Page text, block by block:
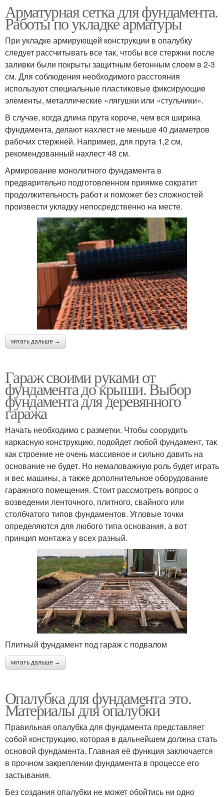
Арматурная сетка для фундамента.
Работы по укладке арматуры
При укладке армирующей конструкции в опалубку
следует рассчитывать все так, чтобы все стержни после
заливки были покрыты защитным бетонным слоем в 2-3
см. Для соблюдения необходимого расстояния
используют специальные пластиковые фиксирующие
элементы, металлические «лягушки или «стульчики».
В случае, когда длина прута короче, чем вся ширина
фундамента, делают нахлест не меньше 40 диаметров
рабочих стержней. Например, для прута 1,2 см,
рекомендованный нахлест 48 см.
Армирование монолитного фундамента в
предварительно подготовленном приямке сократит
продолжительность работ и поможет без сложностей
произвести укладку непосредственно на месте.
читать дальше →
Гараж своими руками от
фундамента до крыши. Выбор
фундамента для деревянного
гаража
Начать необходимо с разметки. Чтобы соорудить
каркасную конструкцию, подойдет любой фундамент, так
как строение не очень массивное и сильно давить на
основание не будет. Но немаловажную роль будет играть
и вес машины, а также дополнительное оборудование
гаражного помещения. Стоит рассмотреть вопрос о
возведении ленточного, плитного, свайного или
столбчатого типов фундаментов. Угловые точки
определяются для любого типа основания, а вот
принцип монтажа у всех разный.
Плитный фундамент под гараж с подвалом
читать дальше →
Опалубка для фундамента это.
Материалы для опалубки
Правильная опалубка для фундамента представляет
собой конструкцию, которая в дальнейшем должна стать
основой фундамента. Главная её функция заключается
в прочном закреплении фундамента в процессе его
застывания.
Без создания опалубки не может обойтись ни одно